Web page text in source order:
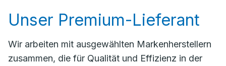
Unser Premium-Lieferant
Wir arbeiten mit ausgewählten Markenherstellern
zusammen, die für Qualität und Effizienz in der